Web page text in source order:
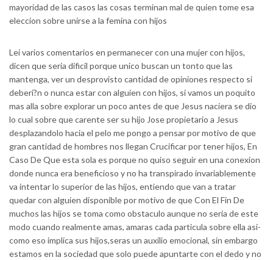
mayoridad de las casos las cosas terminan mal de quien tome esa
eleccion sobre unirse a la femina con hijos
Lei varios comentarios en permanecer con una mujer con hijos,
dicen que seri­a dificil porque unico buscan un tonto que las
mantenga, ver un desprovisto cantidad de opiniones respecto si
deberi?n o nunca estar con alguien con hijos, si vamos un poquito
mas alla sobre explorar un poco antes de que Jesus naciera se dio
lo cual sobre que carente ser su hijo Jose propietario a Jesus
desplazandolo hacia el pelo me pongo a pensar por motivo de que
gran cantidad de hombres nos llegan Crucificar por tener hijos, En
Caso De Que esta sola es porque no quiso seguir en una conexion
donde nunca era beneficioso y no ha transpirado invariablemente
va intentar lo superior de las hijos, entiendo que van a tratar
quedar con alguien disponible por motivo de que Con El Fin De
muchos las hijos se toma como obstaculo aunque no seri­a de este
modo cuando realmente amas, amaras cada particula sobre ella asi­
como eso implica sus hijos,seras un auxilio emocional, sin embargo
estamos en la sociedad que solo puede apuntarte con el dedo y no